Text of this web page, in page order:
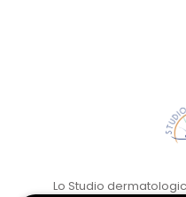
Lo Studio